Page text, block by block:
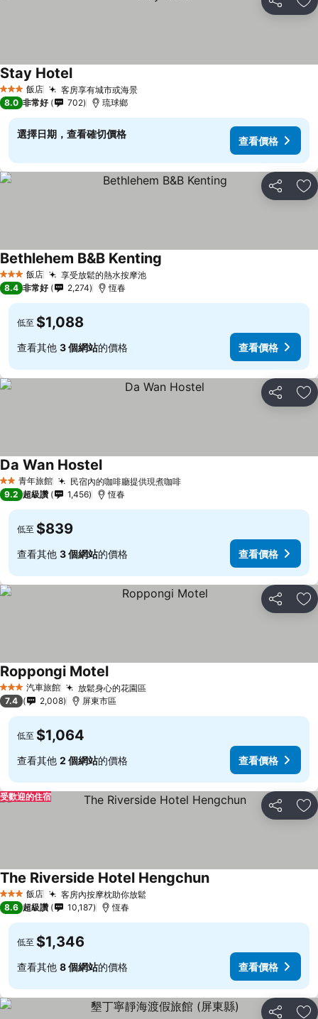
分享 加
3 星級 飯店 客房享有城市或海景
Stay Hotel
8.0 非常好 702 琉球鄉
選擇日期，查看確切價格
查看價格
分享 加
3 星級 飯店 享受放鬆的熱水按摩池
Bethlehem B&B Kenting
8.4 非常好 2,274 恆春
低至 $1,088
查看其他 3 個網站的價格 查看價格
分享 加
2 星級青年旅館 民宿內的咖啡廳提供現煮咖啡
Da Wan Hostel
9.2 超級讚 1,456 恆春
低至 $839
查看其他 3 個網站的價格 查看價格
分享 加
3 星級 汽車旅館 放鬆身心的花園區
Roppongi Motel
7.4 2,008 屏東市區
低至 $1,064
查看其他 2 個網站的價格 查看價格
分享 加
受歡迎的住宿
3 星級 飯店 客房內按摩枕助你放鬆
The Riverside Hotel Hengchun
8.6 超級讚 10,187 恆春
低至 $1,346
查看其他 8 個網站的價格 查看價格